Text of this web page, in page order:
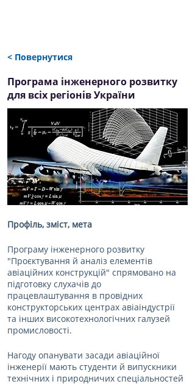
< Повернутися
Програма інженерного розвитку
для всіх регіонів України
Профіль, зміст, мета
Програму інженерного розвитку
"Проєктування й аналіз елементів
авіаційних конструкцій" спрямовано на
підготовку слухачів до
працевлаштування в провідних
конструкторських центрах авіаіндустрії
та інших високотехнологічних галузей
промисловості.
Нагоду опанувати засади авіаційної
інженерії мають студенти й випускники
технічних і природничих спеціальностей